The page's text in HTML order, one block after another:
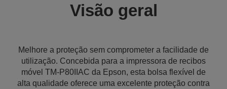
Visão geral
Melhore a proteção sem comprometer a facilidade de
utilização. Concebida para a impressora de recibos
móvel TM-P80IIAC da Epson, esta bolsa flexível de
alta qualidade oferece uma excelente proteção contra